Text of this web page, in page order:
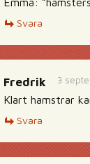
Svara
3
Fredrik
Klart hamstrar
Svara